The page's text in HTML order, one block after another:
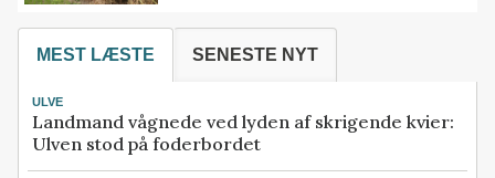
MEST LÆSTE SENESTE NYT
ULVE
Landmand vågnede ved lyden af skrigende kvier:
Ulven stod på foderbordet